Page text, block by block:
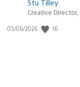
Postée
:
Stu Tilley
Creative
Date
03/06/2026 16